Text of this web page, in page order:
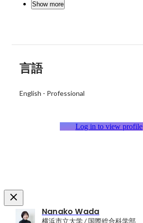
Show more
言語
English - Professional
Log in to view profile
Nanako Wada
横浜市立大学 / 国際総合科学部